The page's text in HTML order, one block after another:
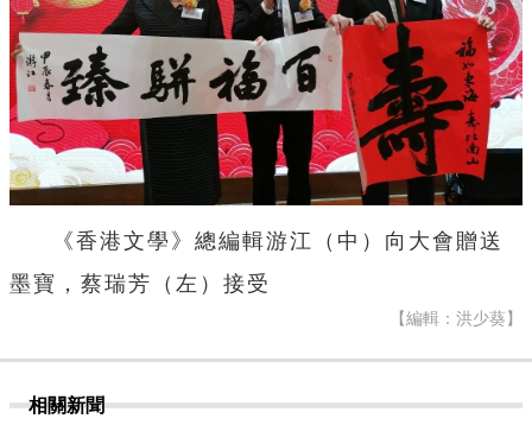
《香港文學》總編輯游江（中）向大會贈送
墨寶，蔡瑞芳（左）接受
【編輯：洪少葵】
相關新聞